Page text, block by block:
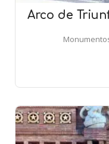
Arco de